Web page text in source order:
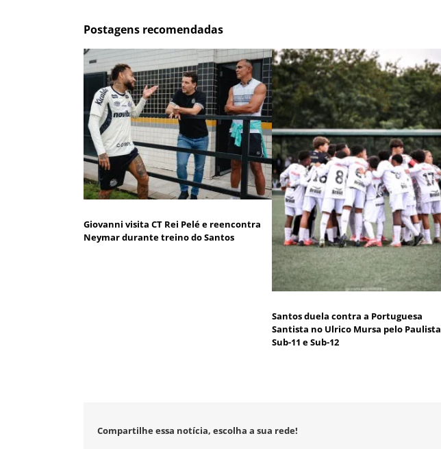
Postagens recomendadas
Giovanni visita CT Rei Pelé e reencontra
Neymar durante treino do Santos
Santos duela contra a Portuguesa
Santista no Ulrico Mursa pelo Paulista
Sub-11 e Sub-12
Compartilhe essa notícia, escolha a sua rede!